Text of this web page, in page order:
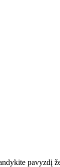
pavyzdį